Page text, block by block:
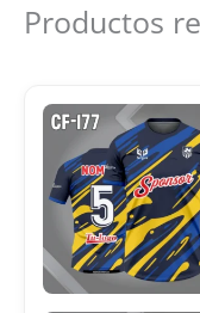
Productos